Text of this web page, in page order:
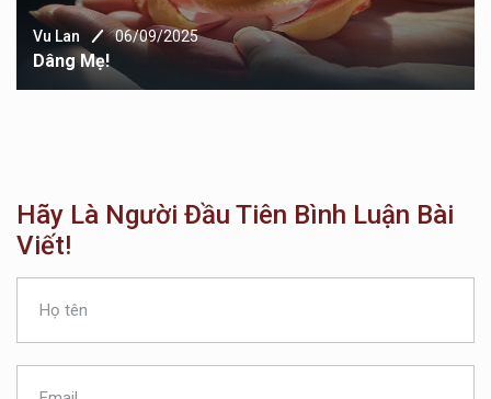
Vu Lan 06/09/2025
Dâng Mẹ!
Hãy Là Người Đầu Tiên Bình Luận Bài
Viết!